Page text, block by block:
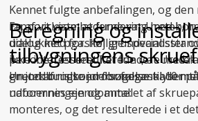
En af virksomhederne var Uretek,
dialog med forskellige specialister
periode. Det resulterede i, at
enjordbundsundersøgelsetil 10
Kennet fulgte anbefalingen, og
rapport viste, at fundering med
udelukket pga. høj
ikke interesseret i at fundere med
grund af risikoen for følgeskader
naboernes ejendomme:
Beregning og
tilbygningens
Uretek brugte jordbundsanalysen
udformningen og antallet af
monteres, og det resulterede i et